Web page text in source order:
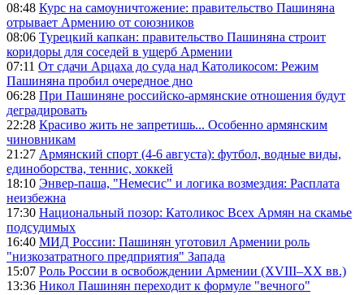
08:48 Курс на самоуничтожение: правительство Пашиняна
отрывает Армению от союзников
08:06 Турецкий капкан: правительство Пашиняна строит
коридоры для соседей в ущерб Армении
07:11 От сдачи Арцаха до суда над Католикосом: Режим
Пашиняна пробил очередное дно
06:28 При Пашиняне российско-армянские отношения будут
деградировать
22:28 Красиво жить не запретишь... Особенно армянским
чиновникам
21:27 Армянский спорт (4-6 августа): футбол, водные виды,
единоборства, теннис, хоккей
18:10 Энвер-паша, "Немесис" и логика возмездия: Расплата
неизбежна
17:30 Национальный позор: Католикос Всех Армян на скамье
подсудимых
16:40 МИД России: Пашинян уготовил Армении роль
"низкозатратного предприятия" Запада
15:07 Роль России в освобождении Армении (XVIII–XX вв.)
13:36 Никол Пашинян переходит к формуле "вечного"